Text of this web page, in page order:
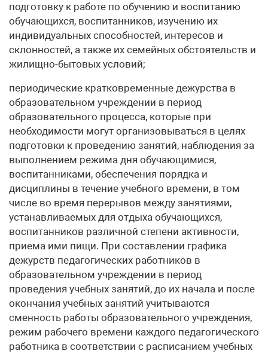
подготовку к работе по обучению и воспитанию
обучающихся, воспитанников, изучению их
индивидуальных способностей, интересов и
склонностей, а также их семейных обстоятельств и
жилищно-бытовых условий;
периодические кратковременные дежурства в
образовательном учреждении в период
образовательного процесса, которые при
необходимости могут организовываться в целях
подготовки к проведению занятий, наблюдения за
выполнением режима дня обучающимися,
воспитанниками, обеспечения порядка и
дисциплины в течение учебного времени, в том
числе во время перерывов между занятиями,
устанавливаемых для отдыха обучающихся,
воспитанников различной степени активности,
приема ими пищи. При составлении графика
дежурств педагогических работников в
образовательном учреждении в период
проведения учебных занятий, до их начала и после
окончания учебных занятий учитываются
сменность работы образовательного учреждения,
режим рабочего времени каждого педагогического
работника в соответствии с расписанием учебных